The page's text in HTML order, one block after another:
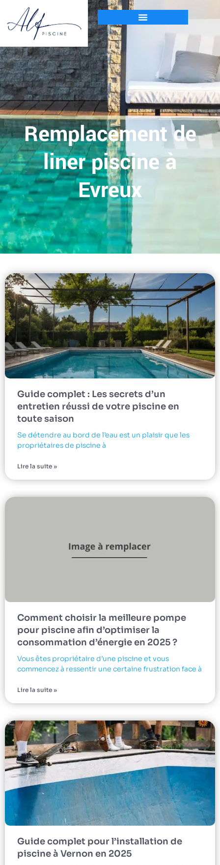
Remplacement de
liner piscine à
Evreux
Guide complet : Les secrets d’un
entretien réussi de votre piscine en
toute saison
Se détendre au bord de l’eau est un plaisir que les
propriétaires de piscine à
Lire la suite »
Comment choisir la meilleure pompe
pour piscine afin d’optimiser la
consommation d’énergie en 2025 ?
Vous êtes propriétaire d’une piscine et vous
commencez à ressentir une certaine frustration face à
Lire la suite »
Guide complet pour l’installation de
piscine à Vernon en 2025